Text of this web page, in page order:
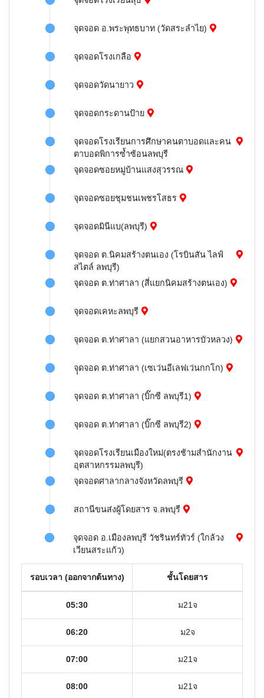
จุดจอด อ.พระพุทธบาท (วัดสระลำไย)
จุดจอดโรงเกลือ
จุดจอดวัดนายาว
จุดจอดกระดานป้าย
จุดจอดโรงเรียนการศึกษาคนตาบอดและคน
ตาบอดพิการซ้ำซ้อนลพบุรี
จุดจอดซอยหมู่บ้านแสงสุวรรณ
จุดจอดซอยชุมชนเพชรโสธร
จุดจอดมินีแบ(ลพบุรี)
จุดจอด ต.นิคมสร้างตนเอง (โรบินสัน ไลฟ์
สไตล์ ลพบุรี)
จุดจอด ต.ท่าศาลา (สี่แยกนิคมสร้างตนเอง)
จุดจอดเคหะลพบุรี
จุดจอด ต.ท่าศาลา (แยกสวนอาหารบัวหลวง)
จุุดจอด ต.ท่าศาลา (เซเว่นอีเลฟเว่นกกโก)
จุดจอด ต.ท่าศาลา (บิ๊กซี ลพบุรี1)
จุดจอด ต.ท่าศาลา (บิ๊กซี ลพบุรี2)
จุดจอดโรงเรียนเมืองใหม่(ตรงช้ามสำนักงาน
อุตสาหกรรมลพบุรี)
จุดจอดศาลากลางจังหวัดลพบุรี
สถานีขนส่งผู้โดยสาร จ.ลพบุรี
จุดจอด อ.เมืองลพบุรี วัชรินทร์ทัวร์ (ใกล้วง
เวียนสระแก้ว)
รอบเวลา (ออกจากต้นทาง) ชั้นโดยสาร
05:30 ม21จ
06:20 ม2จ
07:00 ม21จ
08:00 ม21จ